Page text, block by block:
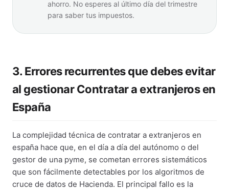
ahorro. No esperes al último día del trimestre
para saber tus impuestos.
3. Errores recurrentes que debes evitar
al gestionar Contratar a extranjeros en
España
La complejidad técnica de contratar a extranjeros en
españa hace que, en el día a día del autónomo o del
gestor de una pyme, se cometan errores sistemáticos
que son fácilmente detectables por los algoritmos de
cruce de datos de Hacienda. El principal fallo es la